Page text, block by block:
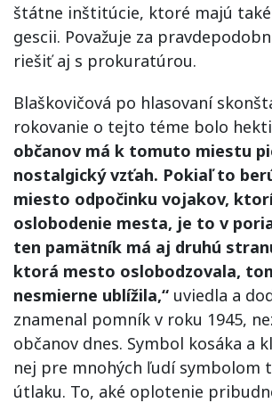
štátne inštitúcie, ktoré majú
gescii. Považuje za
riešiť aj s prokuratúrou.
Blaškovičová po hlasovaní
rokovanie o tejto téme bolo
občanov má k tomuto miestu
nostalgický vzťah. Pokiaľ to
miesto odpočinku vojakov,
oslobodenie mesta, je to v
ten pamätník má aj druhú
ktorá mesto oslobodzovala,
nesmierne ublížila,“ uviedla a
znamenal pomník v roku 1945,
občanov dnes. Symbol kosáka a
nej pre mnohých ľudí symbolom
útlaku. To, aké oplotenie